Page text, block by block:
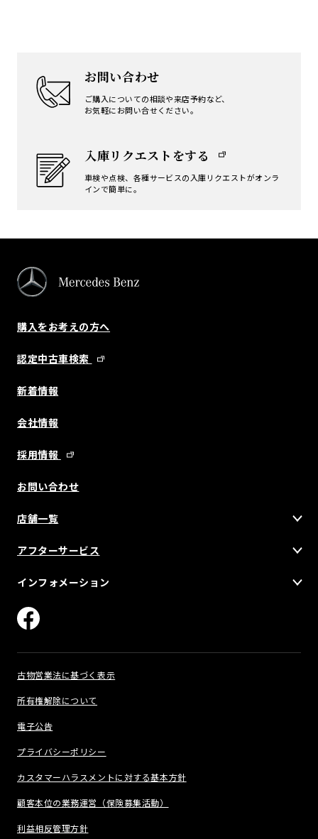
お問い合わせ
ご購入についての相談や来店予約など、
お気軽にお問い合せください。
入庫リクエストをする
車検や点検、各種サービスの入庫リクエストがオンラ
インで簡単に。
購入をお考えの方へ
認定中古車検索
新着情報
会社情報
採用情報
お問い合わせ
店舗一覧
アフターサービス
インフォメーション
古物営業法に基づく表示
所有権解除について
電子公告
プライバシーポリシー
カスタマーハラスメントに対する基本方針
顧客本位の業務運営（保険募集活動）
利益相反管理方針